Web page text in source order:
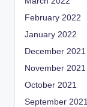
February 2022
January 2022
December 2021
November 2021
October 2021
September 2021